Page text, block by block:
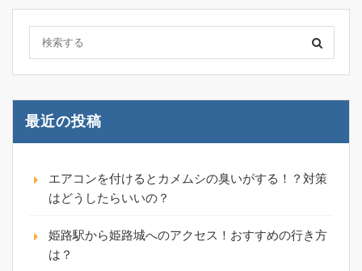
最近の投稿
エアコンを付けるとカメムシの臭いがする！？対策
はどうしたらいいの？
姫路駅から姫路城へのアクセス！おすすめの行き方
は？